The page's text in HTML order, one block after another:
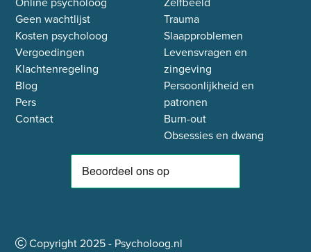
Geen wachtlijst
Kosten psycholoog
Vergoedingen
Klachtenregeling
Blog
Pers
Contact
Trauma
Slaapproblemen
Levensvragen en
zingeving
Persoonlijkheid en
patronen
Burn-out
Obsessies en dwang
Copyright2025- Psycholoog.nl